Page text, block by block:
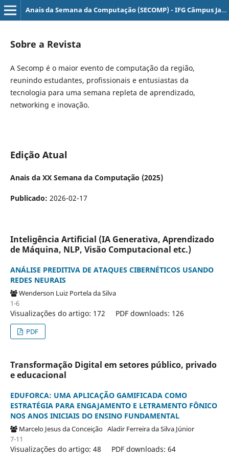
Anais da Semana da Computação (SECOMP) - IFG Câmpus Jataí
Sobre a Revista
A Secomp é o maior evento de computação da região,
reunindo estudantes, profissionais e entusiastas da
tecnologia para uma semana repleta de aprendizado,
networking e inovação.
Edição Atual
Anais da XX Semana da Computação (2025)
Publicado: 2026-02-17
Inteligência Artificial (IA Generativa, Aprendizado
de Máquina, NLP, Visão Computacional etc.)
ANÁLISE PREDITIVA DE ATAQUES CIBERNÉTICOS USANDO
REDES NEURAIS
Wenderson Luiz Portela da Silva
1-6
Visualizações do artigo: 172 PDF downloads: 126
PDF
Transformação Digital em setores público, privado
e educacional
EDUFORCA: UMA APLICAÇÃO GAMIFICADA COMO
ESTRATÉGIA PARA ENGAJAMENTO E LETRAMENTO FÔNICO
NOS ANOS INICIAIS DO ENSINO FUNDAMENTAL
Marcelo Jesus da Conceição Aladir Ferreira da Silva Júnior
7-11
Visualizações do artigo: 48 PDF downloads: 64